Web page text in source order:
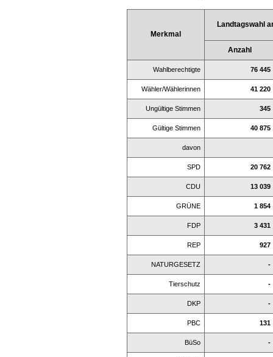
Merkmal
Landtagswahl
Anzahl
Wahlberechtigte 76 445
Wähler/Wählerinnen 41 220
Ungültige Stimmen 345
Gültige Stimmen 40 875
davon
SPD 20 762
CDU 13 039
GRÜNE 1 854
FDP 3 431
REP 927
NATURGESETZ -
Tierschutz -
DKP -
PBC 131
BüSo -